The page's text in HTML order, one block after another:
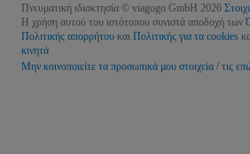
Πνευματική ιδιοκτησία © viagogo GmbH 2026
Η χρήση αυτού του ιστότοπου συνιστά αποδοχή των
Πολιτικής απορρήτου και Πολιτικής για τα cookies
κινητά
Μην κοινοποιείτε τα προσωπικά μου στοιχεία / τις